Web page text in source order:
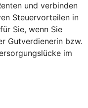
und verbinden
Steuervorteilen in
Sie, wenn Sie
Gutverdienerin bzw.
im